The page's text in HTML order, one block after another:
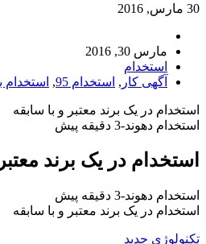
30 مارس, 2016
مارس 30, 2016
استخدام
آگهی کار , استخدام 95 , استخدام
استخدام در یک برند معتبر و با سابقه
استخدام دهوند-3 دقیقه پیش
استخدام در یک برند
استخدام دهوند-3 دقیقه پیش
استخدام در یک برند معتبر و با سابقه
تکنولوژی جدید